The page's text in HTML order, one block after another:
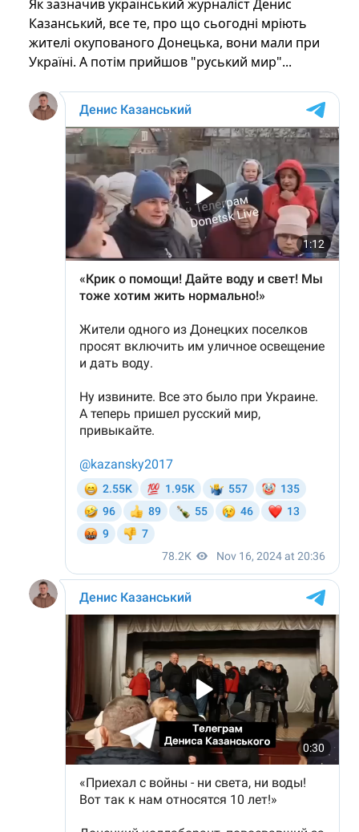
Як зазначив український журналіст Денис
Казанський, все те, про що сьогодні мріють
жителі окупованого Донецька, вони мали при
Україні. А потім прийшов "руський мир"...